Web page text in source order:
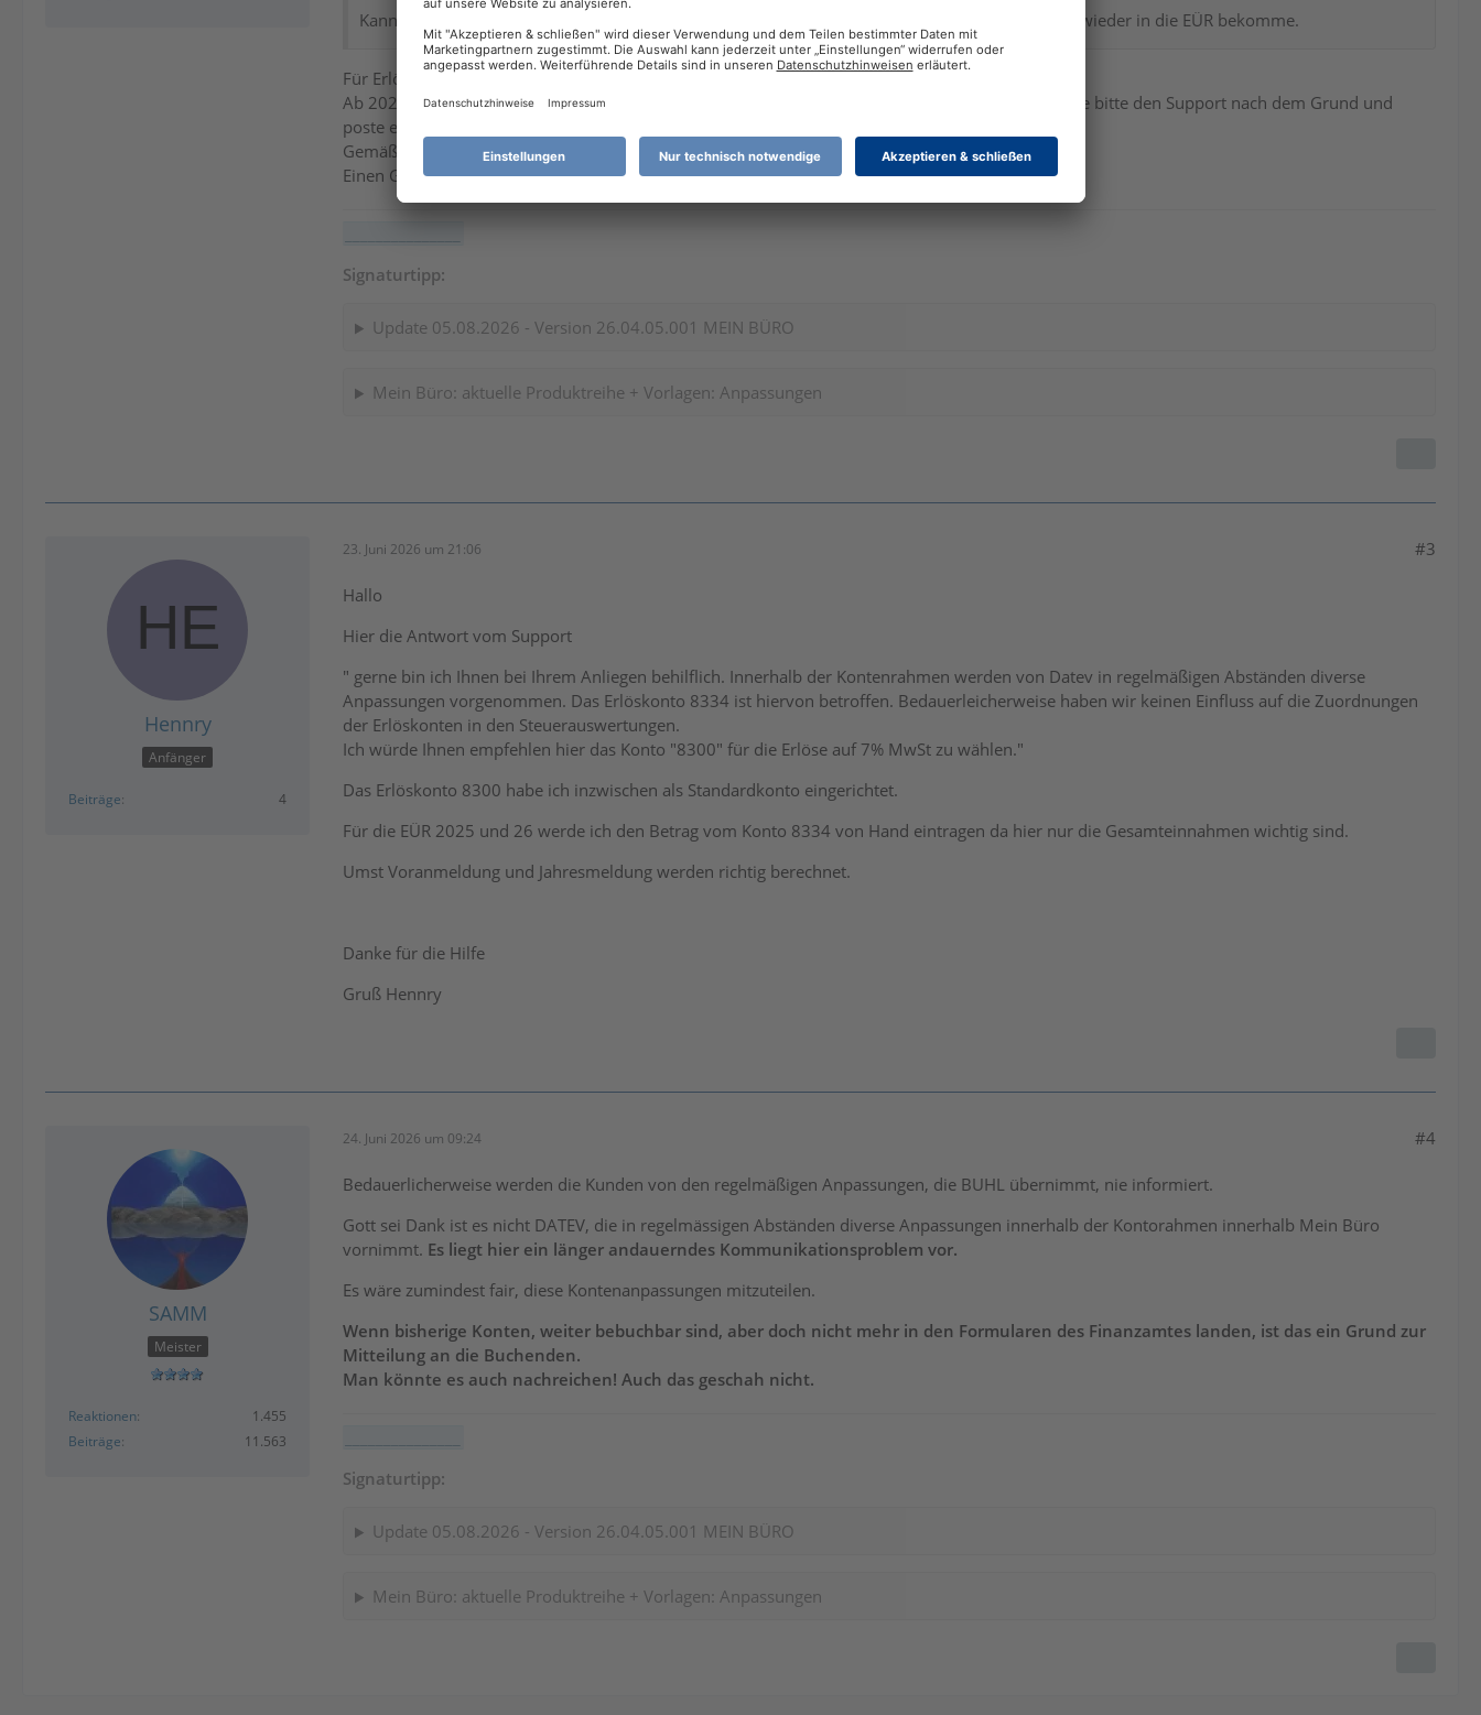
Kann mir jemand helfen wo die Einstellungen abgeblieben sind, oder wie ich das "Konto 8334" wieder in die EÜR bekomme.
Für Erlöse 7% wähle Konto 8300 als Standardkonto
Ab 2025 wurde für 8334 Erlöse 7% UST die Buchung über die Schablone in die EüR gelöscht. Frage bitte den Support nach dem Grund und
poste es hier.
Gemäß dieses
Linkswurde in DATEV ab 2025 nichts geändert am Konto 8334
Einen Grund kann ich nicht finden.
Signaturtipp:
Update 05.08.2026 - Version 26.04.05.001 MEIN BÜRO
Mein Büro: aktuelle Produktreihe + Vorlagen: Anpassungen
Hennry
Anfänger
Beiträge 4
23. Juni 2026 um 21:06 #3
Hallo
Hier die Antwort vom Support
" gerne bin ich Ihnen bei Ihrem Anliegen behilflich. Innerhalb der Kontenrahmen werden von Datev in regelmäßigen Abständen diverse
Anpassungen vorgenommen. Das Erlöskonto 8334 ist hiervon betroffen. Bedauerleicherweise haben wir keinen Einfluss auf die Zuordnungen
der Erlöskonten in den Steuerauswertungen.
Ich würde Ihnen empfehlen hier das Konto "8300" für die Erlöse auf 7% MwSt zu wählen."
Das Erlöskonto 8300 habe ich inzwischen als Standardkonto eingerichtet.
Für die EÜR 2025 und 26 werde ich den Betrag vom Konto 8334 von Hand eintragen da hier nur die Gesamteinnahmen wichtig sind.
Umst Voranmeldung und Jahresmeldung werden richtig berechnet.
Danke für die Hilfe
Gruß Hennry
SAMM
Meister
Reaktionen
1.455
Beiträge
11.563
24. Juni 2026 um 09:24 #4
Bedauerlicherweise werden die Kunden von den regelmäßigen Anpassungen, die BUHL übernimmt, nie informiert.
Gott sei Dank ist es nicht DATEV, die in regelmässigen Abständen diverse Anpassungen innerhalb der Kontorahmen innerhalb Mein Büro
vornimmt. Es liegt hier ein länger andauerndes Kommunikationsproblem vor.
Es wäre zumindest fair, diese Kontenanpassungen mitzuteilen.
Wenn bisherige Konten, weiter bebuchbar sind, aber doch nicht mehr in den Formularen des Finanzamtes landen, ist das ein Grund zur
Mitteilung an die Buchenden.
Man könnte es auch nachreichen! Auch das geschah nicht.
Signaturtipp:
Update 05.08.2026 - Version 26.04.05.001 MEIN BÜRO
Mein Büro: aktuelle Produktreihe + Vorlagen: Anpassungen